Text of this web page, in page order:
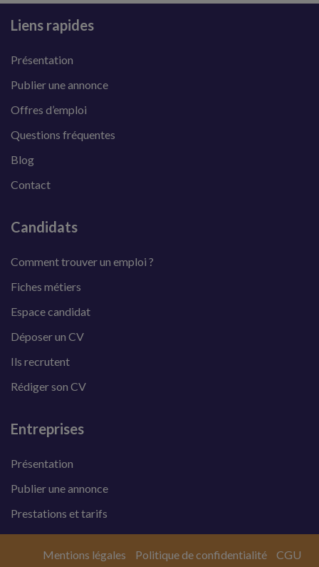
Liens rapides
Présentation
Publier une annonce
Offres d’emploi
Questions fréquentes
Blog
Contact
Candidats
Comment trouver un emploi ?
Fiches métiers
Espace candidat
Déposer un CV
Ils recrutent
Rédiger son CV
Entreprises
Présentation
Publier une annonce
Prestations et tarifs
Mentions légales Politique de confidentialité CGU